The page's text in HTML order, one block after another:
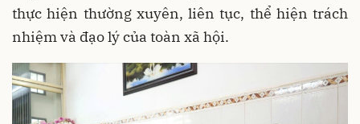
thực hiện thường xuyên, liên tục, thể hiện trách
nhiệm và đạo lý của toàn xã hội.